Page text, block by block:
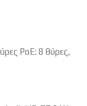
PoE: 8 θύρες,